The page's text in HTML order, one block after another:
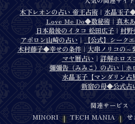
木下レオンの占い 帝王占術 ｜ 水晶玉子
Love Me Do◆数秘術｜ 真木
日本最後のイタコ 松田広子｜ 村野
アポロン山崎の占い ｜ 【公式】シーク
木村藤子◆幸せの条件｜ 大串ノリコの～
マヤ暦占い ｜ 詳解ホロス
彌彌告（みみこ）の占い｜ホ
水晶玉子【マンダリン占
新宿の母◆公式占
関連サービス
MINORI ｜ TECH MANIA ｜